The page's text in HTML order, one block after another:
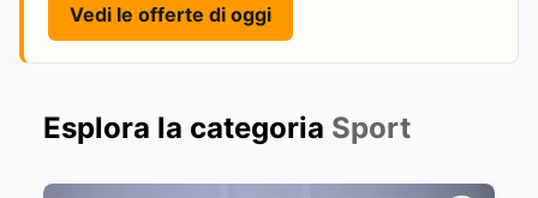
Vedi le offerte di oggi
Esplora la categoria Sport